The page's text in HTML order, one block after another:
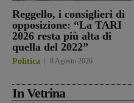
Reggello, i consiglieri di
opposizione: “La TARI
2026 resta più alta di
quella del 2022”
Politica 8 Agosto 2026
In Vetrina